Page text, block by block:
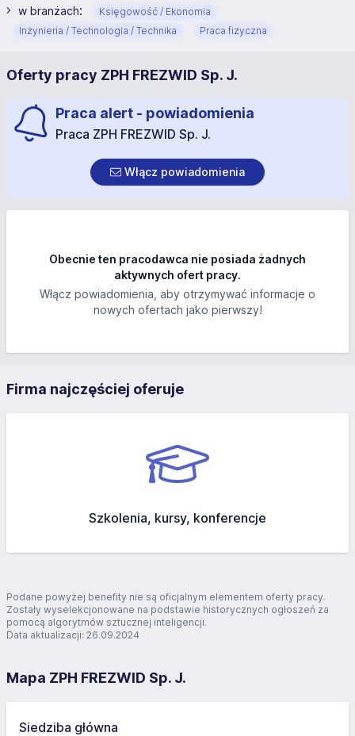
w branżach:
Księgowość / Ekonomia
Inżynieria / Technologia / Technika
Praca fizyczna
Oferty pracy ZPH FREZWID Sp. J.
Praca alert - powiadomienia
Praca ZPH FREZWID Sp. J.
Włącz powiadomienia
Obecnie ten pracodawca nie posiada żadnych
aktywnych ofert pracy.
Włącz powiadomienia, aby otrzymywać informacje o
nowych ofertach jako pierwszy!
Firma najczęściej oferuje
Szkolenia, kursy, konferencje
Podane powyżej benefity nie są oficjalnym elementem oferty pracy.
Zostały wyselekcjonowane na podstawie historycznych ogłoszeń za
pomocą algorytmów sztucznej inteligencji.
Data aktualizacji: 26.09.2024
Mapa ZPH FREZWID Sp. J.
Siedziba główna